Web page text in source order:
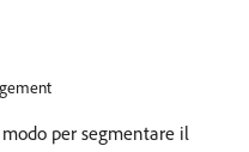
per segmentare il